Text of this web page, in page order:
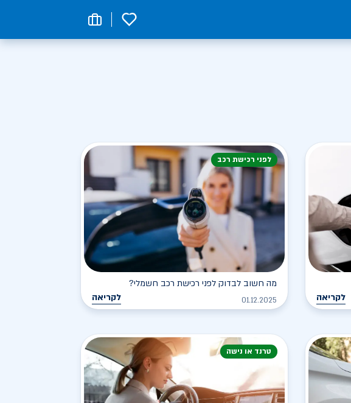
0
לקריאה
לפני רכישת רכב
מה חשוב לבדוק לפני רכישת רכב חשמלי?
01.12.2025 לקריאה
טרנד או נישה